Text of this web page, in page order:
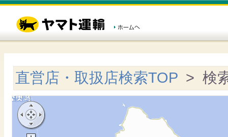
直営店・取扱店検索TOP > 検